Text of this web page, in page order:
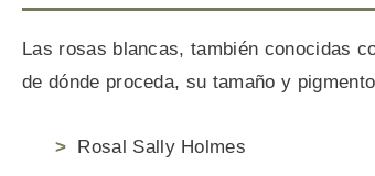
Las rosas blancas, también conocidas
de dónde proceda, su tamaño y
Rosal Sally Holmes